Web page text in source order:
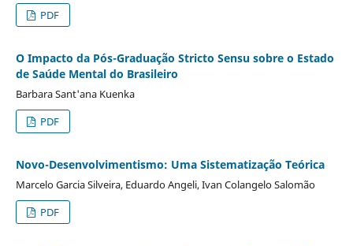
PDF
O Impacto da Pós-Graduação Stricto Sensu sobre o Estado
de Saúde Mental do Brasileiro
Barbara Sant'ana Kuenka
PDF
Novo-Desenvolvimentismo: Uma Sistematização Teórica
Marcelo Garcia Silveira, Eduardo Angeli, Ivan Colangelo Salomão
PDF